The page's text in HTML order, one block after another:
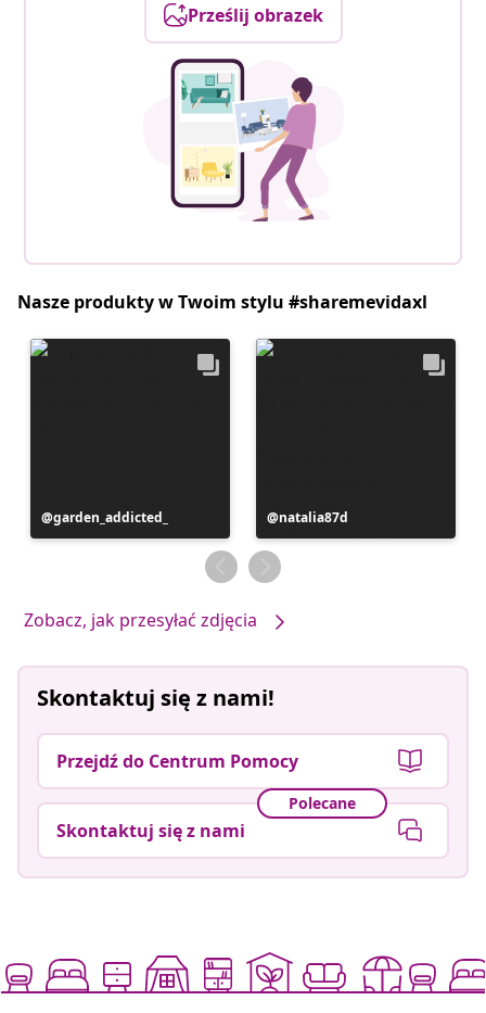
Prześlij obrazek
Nasze produkty w Twoim stylu #sharemevidaxl
Post
opublikowany
garden_addicted_
Post
opublikowany
przez
natalia87d
Zobacz, jak przesyłać zdjęcia
Skontaktuj się z nami!
Przejdź do Centrum Pomocy
Polecane
Skontaktuj się z nami